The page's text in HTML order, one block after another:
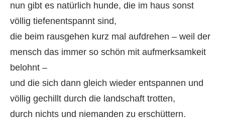
nun gibt es natürlich hunde, die im haus sonst
völlig tiefenentspannt sind,
die beim rausgehen kurz mal aufdrehen – weil der
mensch das immer so schön mit aufmerksamkeit
belohnt –
und die sich dann gleich wieder entspannen und
völlig gechillt durch die landschaft trotten,
durch nichts und niemanden zu erschüttern.